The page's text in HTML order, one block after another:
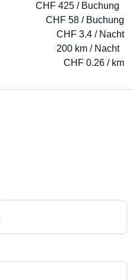
CHF 425 / Buchung
CHF 58 / Buchung
CHF 3.4 / Nacht
200 km / Nacht
CHF 0.26 / km